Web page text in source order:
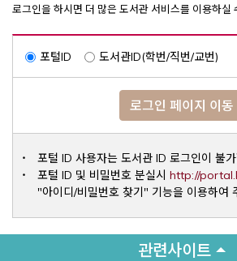
로그인을 하시면 더 많은 도서관 서비스를 이용하실
포털ID 도서관ID(학번/직번/교번)
로그인 페이지 이동
포털 ID 사용자는 도서관 ID 로그인이 불
포털 ID 및 비밀번호 분실시 http://
"아이디/비밀번호 찾기" 기능을 이용하여
관련사이트